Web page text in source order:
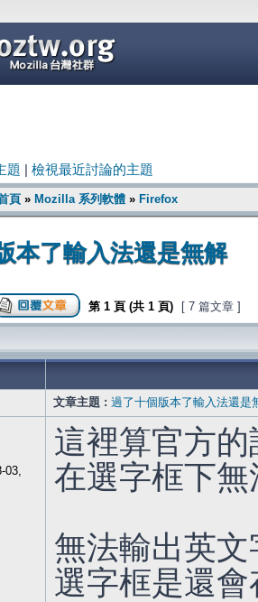
題 檢視最近討論的主題
頁 » Mozilla 系列軟體 » Firefox
本了輸入法還是無解
第 1 頁 (共 1 頁) [ 7 篇文章 ]
文章主題 : 過了十個版本了輸入法還是
03,
這裡算官方
在選字框下
無法輸出英
選字框是還